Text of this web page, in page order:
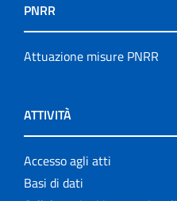
PNRR
Attuazione misure PNRR
ATTIVITÀ
Accesso agli atti
Basi di dati